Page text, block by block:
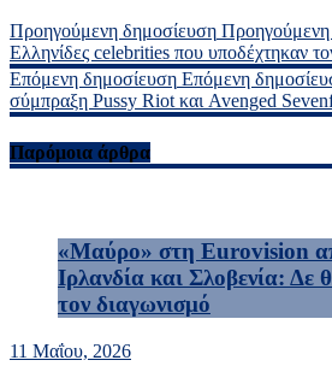
Προηγούμενη δημοσίευση
Ελληνίδες celebrities που υποδέχτηκαν
Επόμενη δημοσίευση Επόμενη
σύμπραξη Pussy Riot και Avenged
Παρόμοια άρθρα
«Μαύρο» στη Eurovision
Ιρλανδία και Σλοβενία: Δε
τον διαγωνισμό
11 Μαΐου, 2026